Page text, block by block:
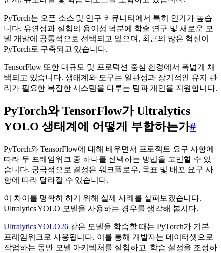
PyTorch는 오픈 소스 및 연구 커뮤니티에서 특히 인기가 높습
니다. 유연성과 실험의 용이성 덕분에 학술 연구 및 새로운 모
델 개발에 공통적으로 선택되고 있으며, 최근의 많은 혁신이
PyTorch로 구축되고 있습니다.
TensorFlow 또한 대규모 및 프로덕션 중심 환경에서 폭넓게 채
택되고 있습니다. 생태계와 도구는 일관성과 장기적인 유지 관
리가 필요한 복잡한 시스템을 다루는 팀과 개인을 지원합니다.
PyTorch와 TensorFlow가 Ultralytics
YOLO 생태계에 어떻게 부합하는가#
PyTorch와 TensorFlow에 대해 배우면서 프로젝트 요구 사항에
따라 두 프레임워크 중 하나를 선택하는 방법을 고민할 수 있
습니다. 궁극적으로 결정은 워크플로우, 목표 및 배포 요구 사
항에 따라 달라질 수 있습니다.
이 차이를 명확히 하기 위해 실제 사례를 살펴보겠습니다.
Ultralytics YOLO 모델을 사용하는 경우를 생각해 봅시다.
Ultralytics YOLO26 같은 모델을 학습할 때는 PyTorch가 기본
프레임워크로 사용됩니다. 이를 통해 개발자는 데이터셋으로
작업하는 동안 모델 아키텍처를 실험하고, 학습 설정을 조정하